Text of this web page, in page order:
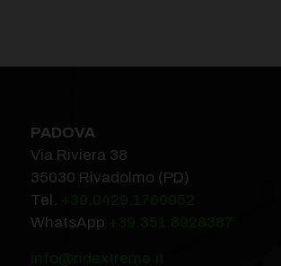
PADOVA
Via Riviera 38
35030 Rivadolmo (PD)
Tel. +39.0429.1760952‬
WhatsApp +39.351.8928387
info@ridextreme.it